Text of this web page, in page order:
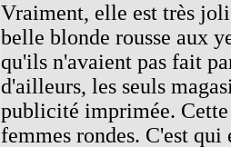
Vraiment, elle est très
belle blonde rousse aux
qu'ils n'avaient pas fait
d'ailleurs, les seuls
publicité imprimée.
femmes rondes. C'est qui